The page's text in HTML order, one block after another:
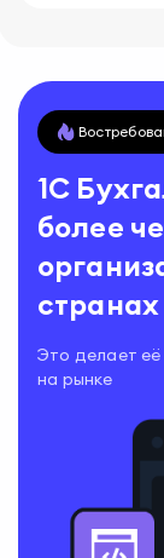
1С
более
Это делает
на рынке